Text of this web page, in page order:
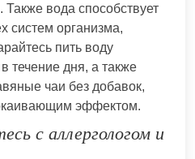
Также вода способствует
систем организма,
пить воду
течение дня, а также
чаи без добавок,
эффектом.
с аллергологом и